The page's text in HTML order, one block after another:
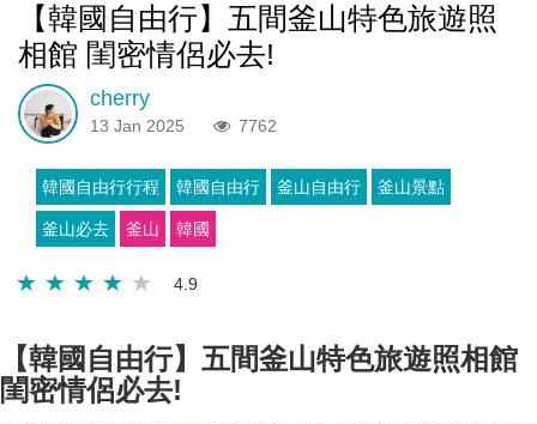
【韓國自由行】五間釜山特色旅遊照
相館 閨密情侶必去!
cherry
13 Jan 2025 7762
韓國自由行行程 韓國自由行 釜山自由行 釜山景點
釜山必去 釜山 韓國
4.9
【韓國自由行】五間釜山特色旅遊照相館
閨密情侶必去!